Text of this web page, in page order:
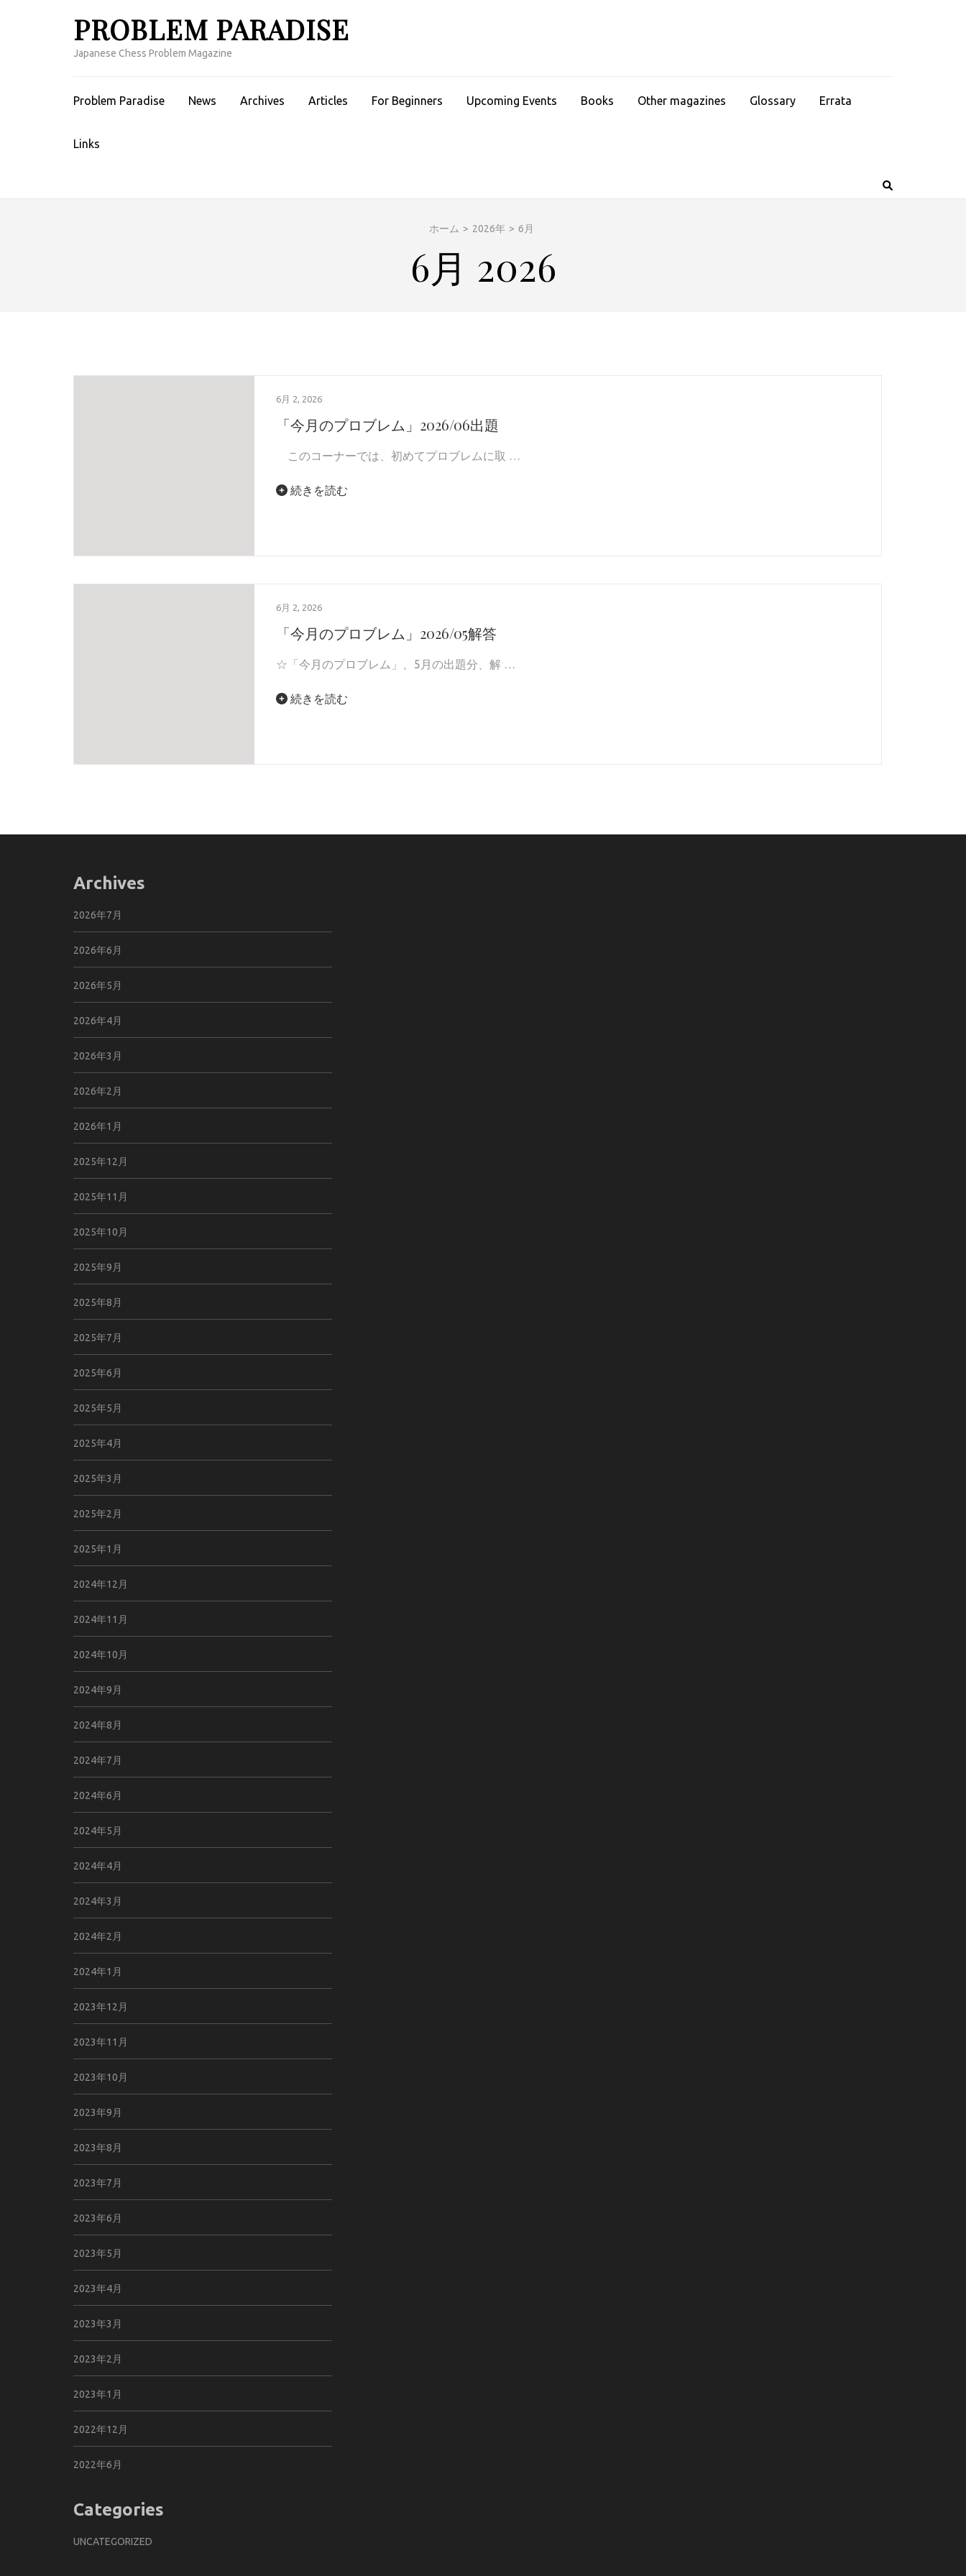
PROBLEM PARADISE
Japanese Chess Problem Magazine
Problem Paradise News Archives Articles For Beginners Upcoming Events Books Other magazines Glossary Errata
Links
ホーム > 2026年 > 6月
6月 2026
6月 2, 2026
「今月のプロブレム」2026/06出題
このコーナーでは、初めてプロブレムに取 …
続きを読む
6月 2, 2026
「今月のプロブレム」2026/05解答
☆「今月のプロブレム」、5月の出題分、解 …
続きを読む
Archives
2026年7月
2026年6月
2026年5月
2026年4月
2026年3月
2026年2月
2026年1月
2025年12月
2025年11月
2025年10月
2025年9月
2025年8月
2025年7月
2025年6月
2025年5月
2025年4月
2025年3月
2025年2月
2025年1月
2024年12月
2024年11月
2024年10月
2024年9月
2024年8月
2024年7月
2024年6月
2024年5月
2024年4月
2024年3月
2024年2月
2024年1月
2023年12月
2023年11月
2023年10月
2023年9月
2023年8月
2023年7月
2023年6月
2023年5月
2023年4月
2023年3月
2023年2月
2023年1月
2022年12月
2022年6月
Categories
UNCATEGORIZED